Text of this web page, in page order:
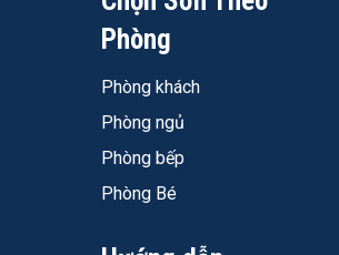
Phòng
Phòng khách
Phòng ngủ
Phòng bếp
Phòng Bé